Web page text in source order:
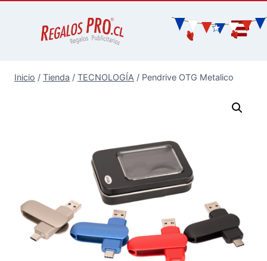
Inicio / Tienda / TECNOLOGÍA / Pendrive OTG Metalico